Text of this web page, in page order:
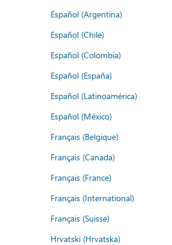
Español (Argentina)
Español (Chile)
Español (Colombia)
Español (España)
Español (Latinoamérica)
Español (México)
Français (Belgique)
Français (Canada)
Français (France)
Français (International)
Français (Suisse)
Hrvatski (Hrvatska)